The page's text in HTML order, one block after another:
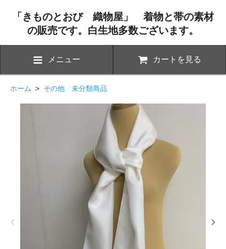
「きものとおび 織物屋」 着物と帯の素材
の販売です。白生地多数ございます。
メニュー カートを見る
ホーム > その他 未分類商品